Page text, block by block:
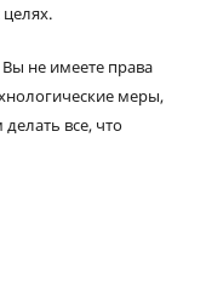
не имеете права
меры,
все, что